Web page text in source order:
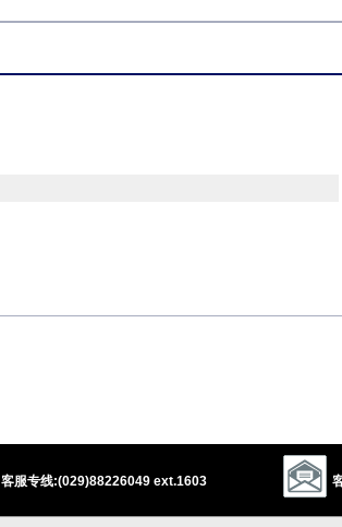
客服专线:(029)88226049 ext.1603